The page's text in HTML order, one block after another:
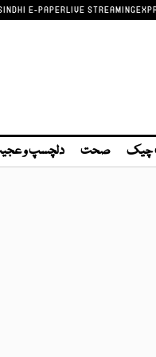
E-PAPERLIVE STREAMING
چیک صحت دلچسپ و